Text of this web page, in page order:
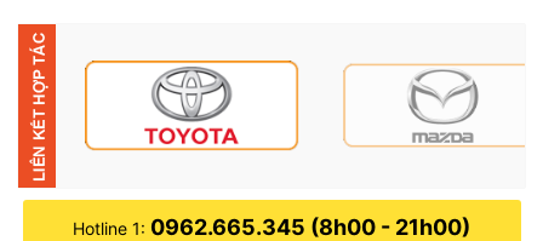
Địa chỉ lắp camera 360 TexPad Zone 4
Hotline 1: 0962.665.345 (8h00 - 21h00)